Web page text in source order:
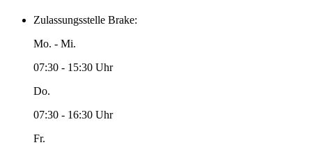
Zulassungsstelle Brake:
Mo. - Mi.
07:30 - 15:30 Uhr
Do.
07:30 - 16:30 Uhr
Fr.